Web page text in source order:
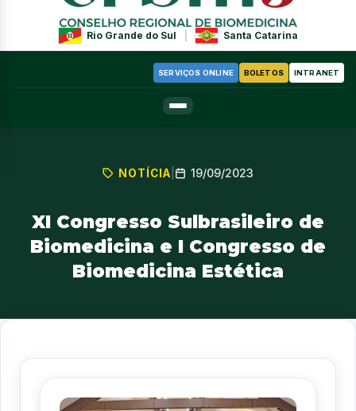
Rio Grande do Sul Santa Catarina
SERVIÇOS ONLINE BOLETOS INTRANET
NOTÍCIA 19/09/2023
XI Congresso Sulbrasileiro de
Biomedicina e I Congresso de
Biomedicina Estética